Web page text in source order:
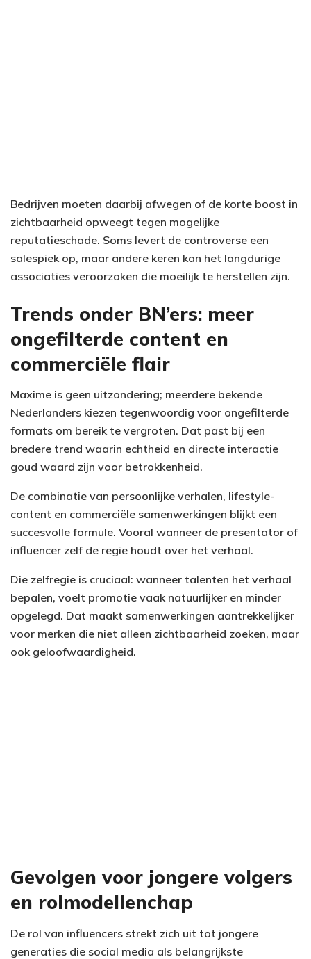
Bedrijven moeten daarbij afwegen of de korte boost in
zichtbaarheid opweegt tegen mogelijke
reputatieschade. Soms levert de controverse een
salespiek op, maar andere keren kan het langdurige
associaties veroorzaken die moeilijk te herstellen zijn.
Trends onder BN’ers: meer
ongefilterde content en
commerciële flair
Maxime is geen uitzondering; meerdere bekende
Nederlanders kiezen tegenwoordig voor ongefilterde
formats om bereik te vergroten. Dat past bij een
bredere trend waarin echtheid en directe interactie
goud waard zijn voor betrokkenheid.
De combinatie van persoonlijke verhalen, lifestyle-
content en commerciële samenwerkingen blijkt een
succesvolle formule. Vooral wanneer de presentator of
influencer zelf de regie houdt over het verhaal.
Die zelfregie is cruciaal: wanneer talenten het verhaal
bepalen, voelt promotie vaak natuurlijker en minder
opgelegd. Dat maakt samenwerkingen aantrekkelijker
voor merken die niet alleen zichtbaarheid zoeken, maar
ook geloofwaardigheid.
Gevolgen voor jongere volgers
en rolmodellenchap
De rol van influencers strekt zich uit tot jongere
generaties die social media als belangrijkste